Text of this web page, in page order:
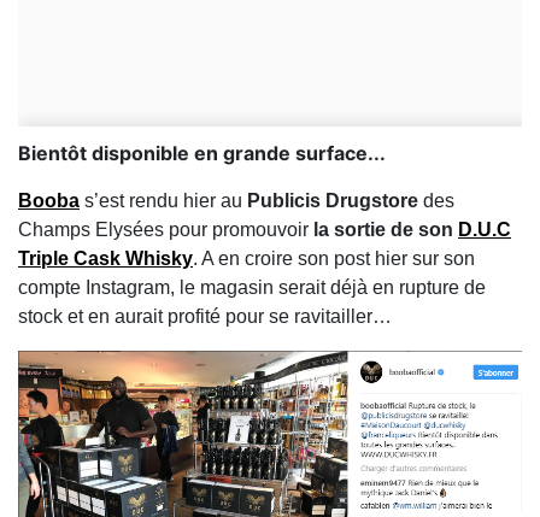
Bientôt disponible en grande surface...
Booba s’est rendu hier au Publicis Drugstore des
Champs Elysées pour promouvoir la sortie de son D.U.C
Triple Cask Whisky. A en croire son post hier sur son
compte Instagram, le magasin serait déjà en rupture de
stock et en aurait profité pour se ravitailler…